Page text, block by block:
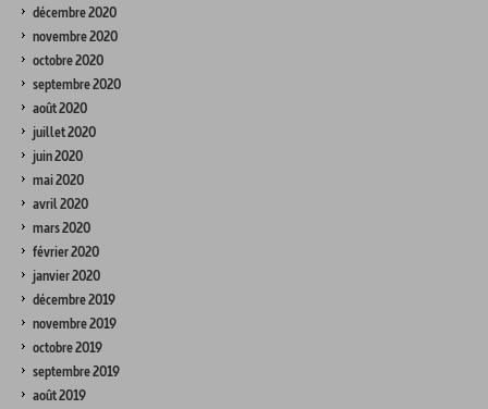
décembre 2020
novembre 2020
octobre 2020
septembre 2020
août 2020
juillet 2020
juin 2020
mai 2020
avril 2020
mars 2020
février 2020
janvier 2020
décembre 2019
novembre 2019
octobre 2019
septembre 2019
août 2019